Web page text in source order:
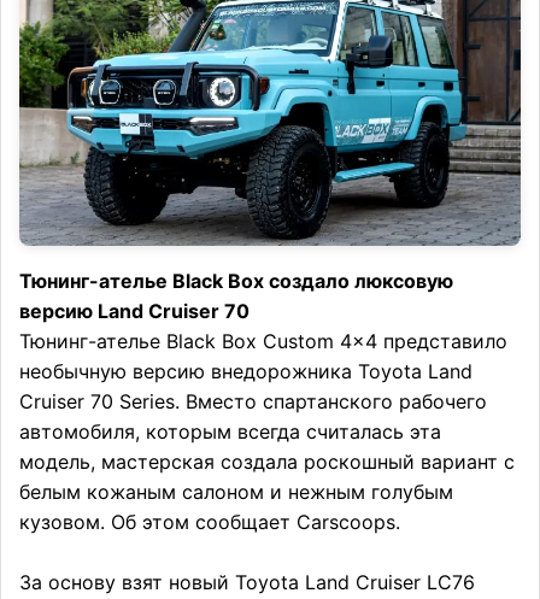
Тюнинг-ателье Black Box создало люксовую
версию Land Cruiser 70
Тюнинг-ателье Black Box Custom 4×4 представило
необычную версию внедорожника Toyota Land
Cruiser 70 Series. Вместо спартанского рабочего
автомобиля, которым всегда считалась эта
модель, мастерская создала роскошный вариант с
белым кожаным салоном и нежным голубым
кузовом. Об этом сообщает Carscoops.
За основу взят новый Toyota Land Cruiser LC76